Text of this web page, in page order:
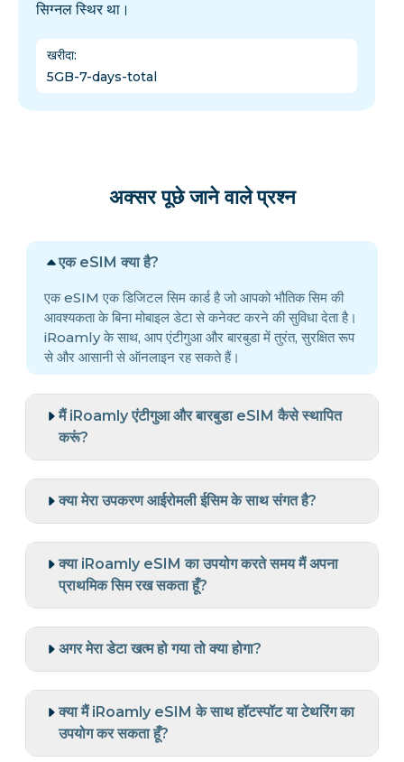
सिग्नल स्थिर था।
खरीदा:
5GB-7-days-total
अक्सर पूछे जाने वाले प्रश्न
एक eSIM क्या है?
एक eSIM एक डिजिटल सिम कार्ड है जो आपको भौतिक सिम की
आवश्यकता के बिना मोबाइल डेटा से कनेक्ट करने की सुविधा देता है।
iRoamly के साथ, आप एंटीगुआ और बारबुडा में तुरंत, सुरक्षित रूप
से और आसानी से ऑनलाइन रह सकते हैं।
मैं iRoamly एंटीगुआ और बारबुडा eSIM कैसे स्थापित
करूं?
क्या मेरा उपकरण आईरोमली ईसिम के साथ संगत है?
क्या iRoamly eSIM का उपयोग करते समय मैं अपना
प्राथमिक सिम रख सकता हूँ?
अगर मेरा डेटा खत्म हो गया तो क्या होगा?
क्या मैं iRoamly eSIM के साथ हॉटस्पॉट या टेथरिंग का
उपयोग कर सकता हूँ?